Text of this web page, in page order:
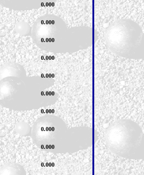
0.000
0.000
0.000
0.000
0.000
0.000
0.000
0.000
0.000
0.000